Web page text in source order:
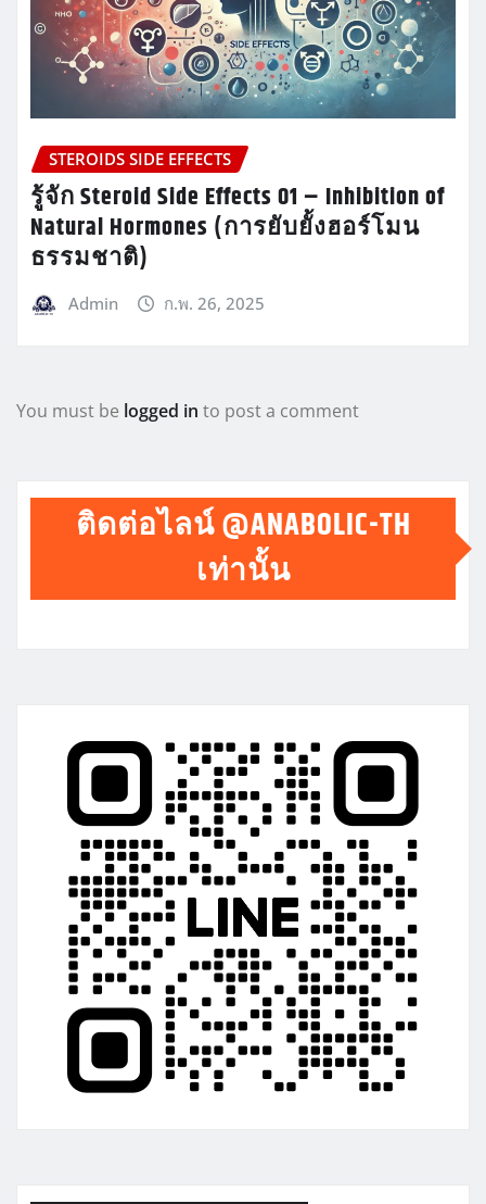
STEROIDS SIDE EFFECTS
รู้จัก Steroid Side Effects 01 – Inhibition of
Natural Hormones (การยับยั้งฮอร์โมน
ธรรมชาติ)
Admin ก.พ. 26, 2025
You must be logged in to post a comment
ติดต่อไลน์ @ANABOLIC-TH
เท่านั้น